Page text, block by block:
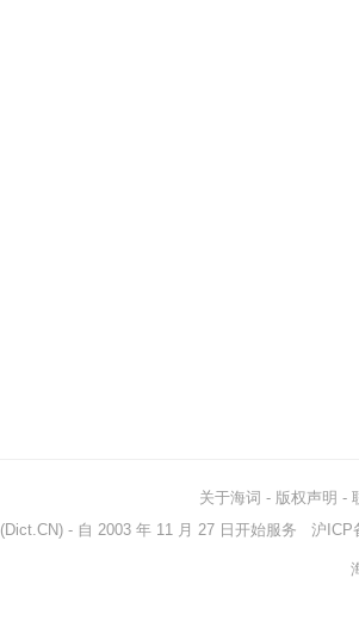
关于海词 - 版权声明 -
(Dict.CN) - 自 2003 年 11 月 27 日开始服务 沪ICP